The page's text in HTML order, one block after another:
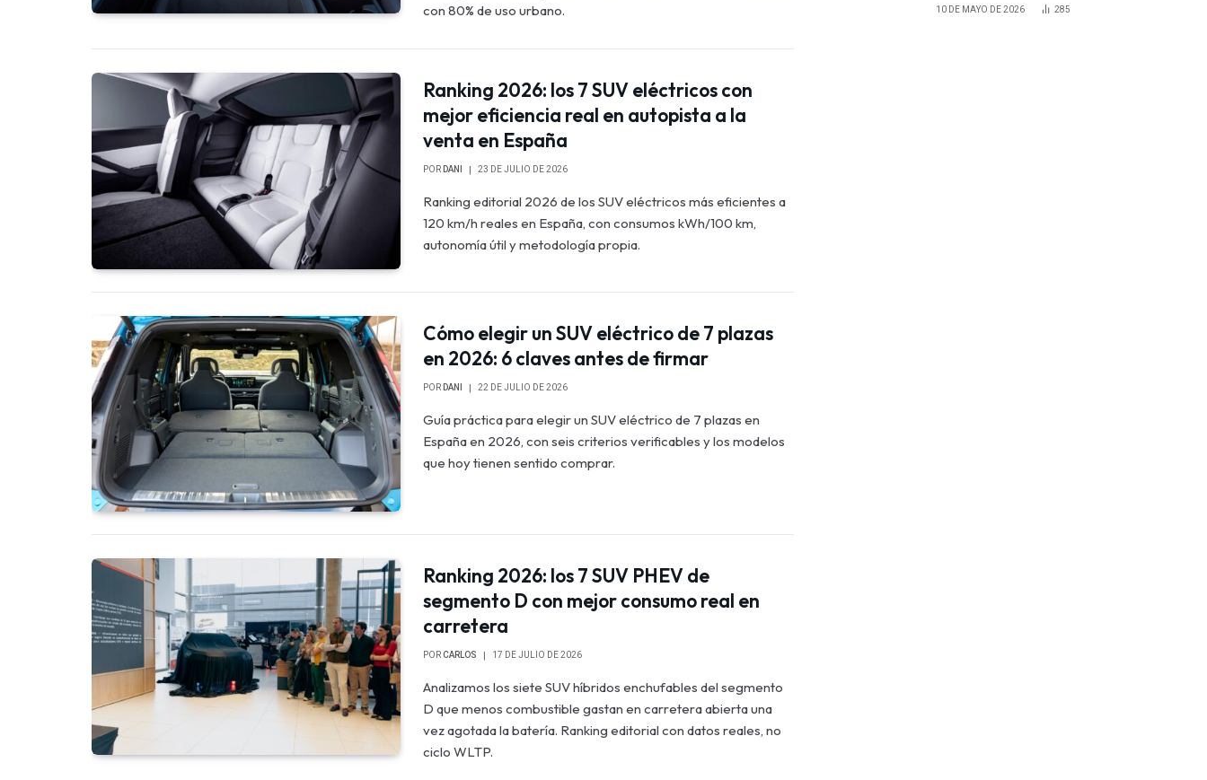
con 80% de uso urbano.
Ranking 2026: los 7 SUV eléctricos con
mejor eficiencia real en autopista a la
venta en España
POR DANI 23 DE JULIO DE 2026
Ranking editorial 2026 de los SUV eléctricos más eficientes a
120 km/h reales en España, con consumos kWh/100 km,
autonomía útil y metodología propia.
Cómo elegir un SUV eléctrico de 7 plazas
en 2026: 6 claves antes de firmar
POR DANI 22 DE JULIO DE 2026
Guía práctica para elegir un SUV eléctrico de 7 plazas en
España en 2026, con seis criterios verificables y los modelos
que hoy tienen sentido comprar.
Ranking 2026: los 7 SUV PHEV de
segmento D con mejor consumo real en
carretera
PORCARLOS 17 DE JULIO DE 2026
Analizamos los siete SUV híbridos enchufables del segmento
D que menos combustible gastan en carretera abierta una
vez agotada la batería. Ranking editorial con datos reales, no
ciclo WLTP.
10 DE MAYO DE 2026 285